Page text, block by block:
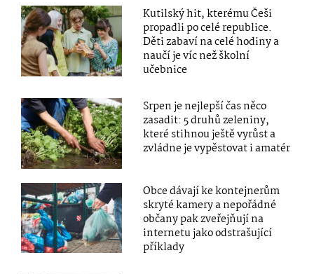
Kutilský hit, kterému Češi
propadli po celé republice.
Děti zabaví na celé hodiny a
naučí je víc než školní
učebnice
Srpen je nejlepší čas něco
zasadit: 5 druhů zeleniny,
které stihnou ještě vyrůst a
zvládne je vypěstovat i amatér
Obce dávají ke kontejnerům
skryté kamery a nepořádné
občany pak zveřejňují na
internetu jako odstrašující
příklady